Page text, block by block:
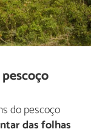
do pescoço
das folhas